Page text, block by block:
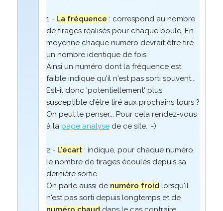
1 - La fréquence : correspond au nombre
de tirages réalisés pour chaque boule. En
moyenne chaque numéro devrait être tiré
un nombre identique de fois.
Ainsi un numéro dont la fréquence est
faible indique qu'il n'est pas sorti souvent...
Est-il donc 'potentiellement' plus
susceptible d'être tiré aux prochains tours ?
On peut le penser... Pour cela rendez-vous
à la page analysede ce site. :-)
2 - L'écart: indique, pour chaque numéro,
le nombre de tirages écoulés depuis sa
dernière sortie.
On parle aussi de numéro froid lorsqu'il
n'est pas sorti depuis longtemps et de